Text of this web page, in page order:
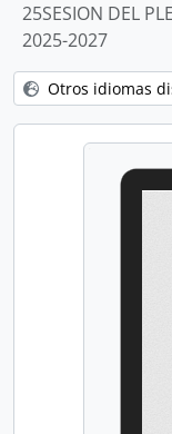
25SESION DEL
2025-2027
Otros idiomas